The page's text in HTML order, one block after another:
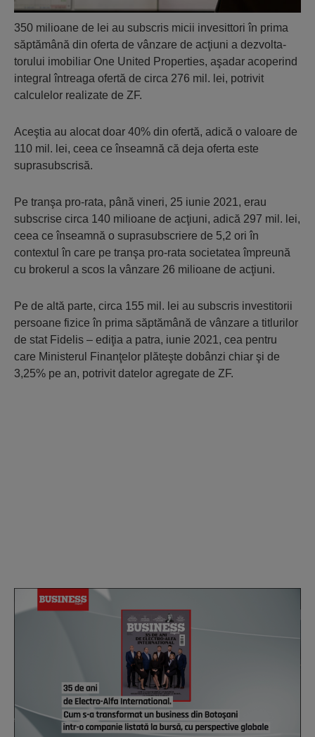
350 milioane de lei au subscris micii invesittori în prima
săptămână din oferta de vânzare de acţiuni a dezvolta­
torului imobiliar One United Properties, aşadar aco­perind
integral întreaga ofertă de circa 276 mil. lei, po­trivit
calculelor realizate de ZF.
Aceştia au alocat doar 40% din ofertă, adică o valoare de
110 mil. lei, ceea ce înseamnă că deja oferta este
suprasubscrisă.
Pe tranşa pro-rata, până vineri, 25 iunie 2021, erau
subscrise circa 140 milioane de acţiuni, adică 297 mil. lei,
ceea ce înseamnă o suprasubscriere de 5,2 ori în
contextul în care pe tranşa pro-rata societatea împreună
cu brokerul a scos la vânzare 26 milioane de acţiuni.
Pe de altă parte, circa 155 mil. lei au subscris investi­to­rii
persoane fizice în prima săptămână de vânzare a titlurilor
de stat Fidelis – ediţia a patra, iunie 2021, cea pentru
care Ministerul Finanţelor plăteşte dobânzi chiar şi de
3,25% pe an, potrivit datelor agregate de ZF.